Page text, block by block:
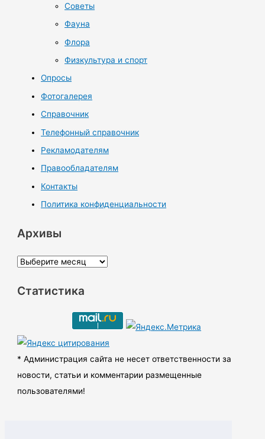
Советы
Фауна
Флора
Физкультура и спорт
Опросы
Фотогалерея
Справочник
Телефонный справочник
Рекламодателям
Правообладателям
Контакты
Политика конфиденциальности
Архивы
А
х
ы
Статистика
* Администрация сайта не несет ответственности за
новости, статьи и комментарии размещенные
пользователями!